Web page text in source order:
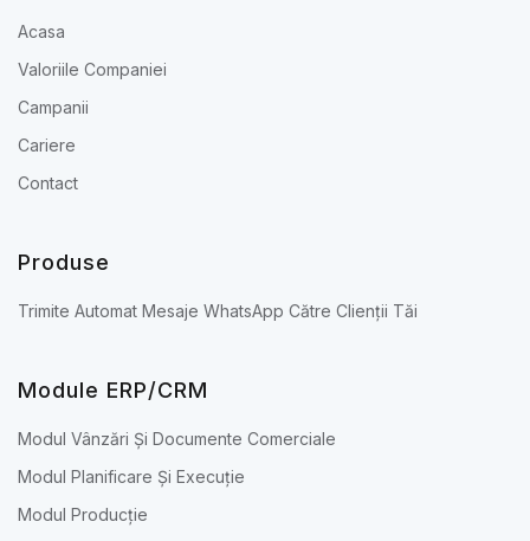
Acasa
Valoriile Companiei
Campanii
Cariere
Contact
Produse
Trimite Automat Mesaje WhatsApp Către Clienții Tăi
Module ERP/CRM
Modul Vânzări Și Documente Comerciale
Modul Planificare Și Execuție
Modul Producție